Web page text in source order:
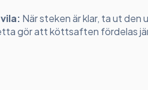
När steken är klar, ta ut den
gör att köttsaften fördelas